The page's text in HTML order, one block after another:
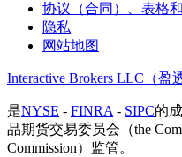
协议（合同）、表格
隐私
网站地图
Interactive Brokers LLC（盈
是NYSE - FINRA - SIPC的
品期货交易委员会（the
Commission）监管。